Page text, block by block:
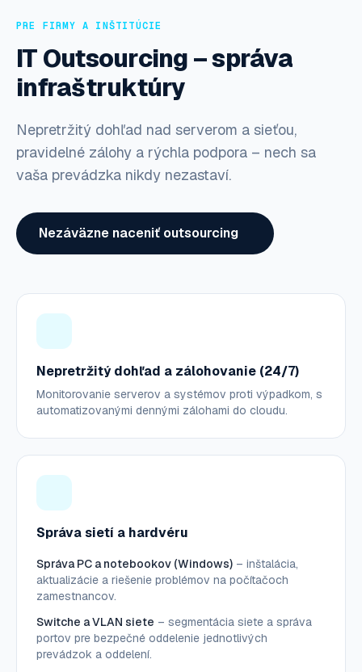
PRE FIRMY A INŠTITÚCIE
IT Outsourcing – správa
infraštruktúry
Nepretržitý dohľad nad serverom a sieťou,
pravidelné zálohy a rýchla podpora – nech sa
vaša prevádzka nikdy nezastaví.
Nezáväzne naceniť outsourcing
Nepretržitý dohľad a zálohovanie (24/7)
Monitorovanie serverov a systémov proti výpadkom, s
automatizovanými dennými zálohami do cloudu.
Správa sietí a hardvéru
Správa PC a notebookov (Windows) – inštalácia,
aktualizácie a riešenie problémov na počítačoch
zamestnancov.
Switche a VLAN siete – segmentácia siete a správa
portov pre bezpečné oddelenie jednotlivých
prevádzok a oddelení.